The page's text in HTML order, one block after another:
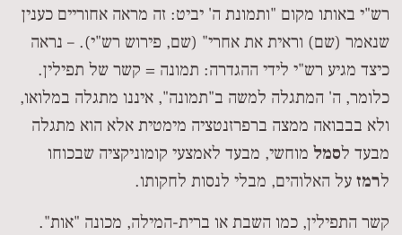
רש"י באותו מקום "ותמונת ה' יביט: זה מראה אחוריים כענין
שנאמר (שם) וראית את אחרי" (שם, פירוש רש"י). – נראה
כיצד מגיע רש"י לידי ההגדרה: תמונה = קשר של תפילין.
כלומר, ה' המתגלה למשה ב"תמונה", איננו מתגלה במלואו,
ולא בבבואה ממצה ברפרזנטציה מימטית אלא הוא מתגלה
מבעד לסמל מוחשי, מבעד לאמצעי קומוניקציה שבכוחו
לרמזעל האלוהים, מבלי לנסות לחקותו.
קשר התפילין, כמו השבת או ברית-המילה, מכונה "אות".